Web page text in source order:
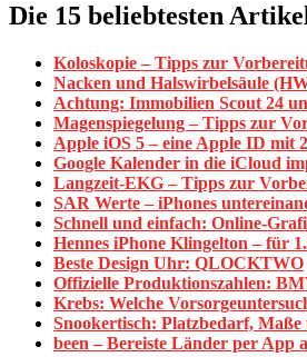
Die 15 beliebtesten
Koloskopie – Tipps zur
Nacken und Halswirbelsäule
Achtung: Immobilien Scout 24
Magenspiegelung – Tipps zur
Apple iOS 5 – eine Apple ID mit
Google Kalender in die iCloud
Langzeit-EKG – Tipps zur
SAR Werte – iPhones
Schnell und einfach: Online-
Hennes iPhone Klingelton – für
Beste Design Uhr: QLOCKTWO
Offizielle Produktionszahlen:
Krebs: Welche
Snookertisch: Platzbedarf,
been – Bereiste Länder per App